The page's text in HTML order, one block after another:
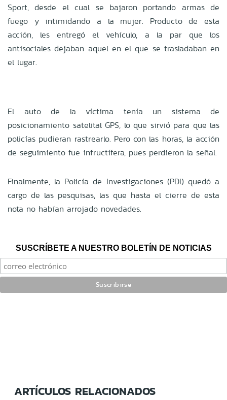
Sport, desde el cual se bajaron portando armas de
fuego y intimidando a la mujer. Producto de esta
acción, les entregó el vehículo, a la par que los
antisociales dejaban aquel en el que se trasladaban en
el lugar.
El auto de la víctima tenía un sistema de
posicionamiento satelital GPS, lo que sirvió para que las
policías pudieran rastrearlo. Pero con las horas, la acción
de seguimiento fue infructífera, pues perdieron la señal.
Finalmente, la Policía de Investigaciones (PDI) quedó a
cargo de las pesquisas, las que hasta el cierre de esta
nota no habían arrojado novedades.
SUSCRÍBETE A NUESTRO BOLETÍN DE NOTICIAS
ARTÍCULOS RELACIONADOS